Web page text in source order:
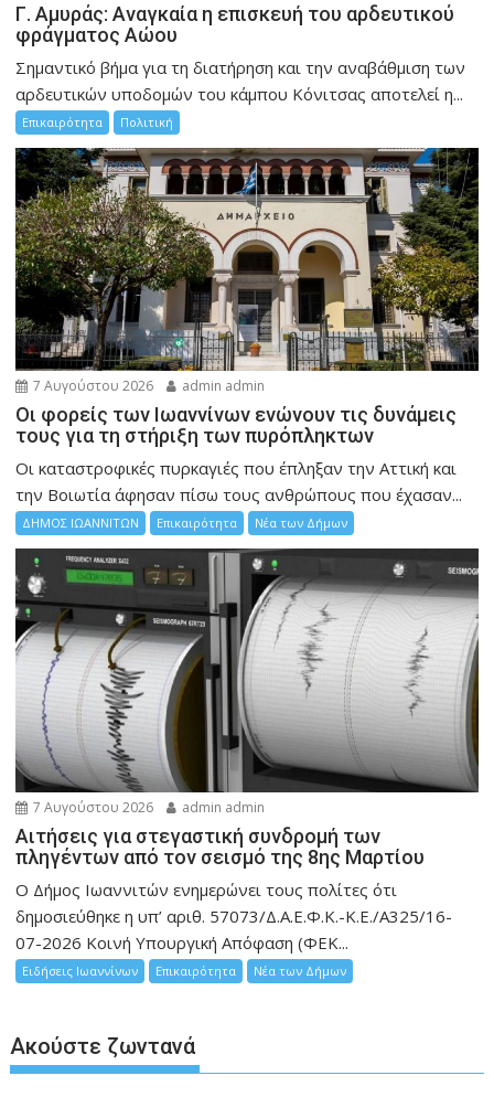
Γ. Αμυράς: Αναγκαία η επισκευή του αρδευτικού
φράγματος Αώου
Σημαντικό βήμα για τη διατήρηση και την αναβάθμιση των
αρδευτικών υποδομών του κάμπου Κόνιτσας αποτελεί η...
Επικαιρότητα Πολιτική
7 Αυγούστου 2026 admin admin
Οι φορείς των Ιωαννίνων ενώνουν τις δυνάμεις
τους για τη στήριξη των πυρόπληκτων
Οι καταστροφικές πυρκαγιές που έπληξαν την Αττική και
την Bοιωτία άφησαν πίσω τους ανθρώπους που έχασαν...
ΔΗΜΟΣ ΙΩΑΝΝΙΤΩΝ Επικαιρότητα Νέα των Δήμων
7 Αυγούστου 2026 admin admin
Αιτήσεις για στεγαστική συνδρομή των
πληγέντων από τον σεισμό της 8ης Μαρτίου
Ο Δήμος Ιωαννιτών ενημερώνει τους πολίτες ότι
δημοσιεύθηκε η υπ’ αριθ. 57073/Δ.Α.Ε.Φ.Κ.-Κ.Ε./Α325/16-
07-2026 Κοινή Υπουργική Απόφαση (ΦΕΚ...
Ειδήσεις Ιωαννίνων Επικαιρότητα Νέα των Δήμων
Ακούστε ζωντανά